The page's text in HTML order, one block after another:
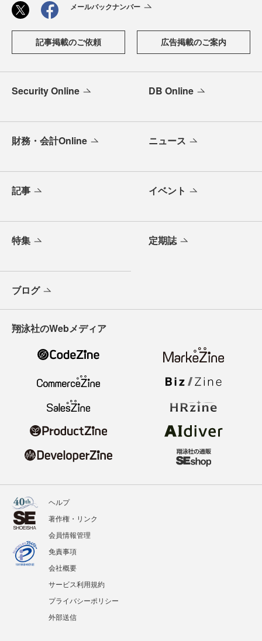
メールバックナンバー
記事掲載のご依頼 広告掲載のご案内
Security Online DB Online
財務・会計Online ニュース
記事 イベント
特集 定期誌
ブログ
翔泳社のWebメディア
ヘルプ
著作権・リンク
会員情報管理
免責事項
会社概要
サービス利用規約
プライバシーポリシー
外部送信